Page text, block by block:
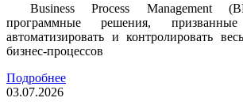
Business Process Management
программные решения, призванные
автоматизировать и контролировать
бизнес-процессов
Подробнее
03.07.2026